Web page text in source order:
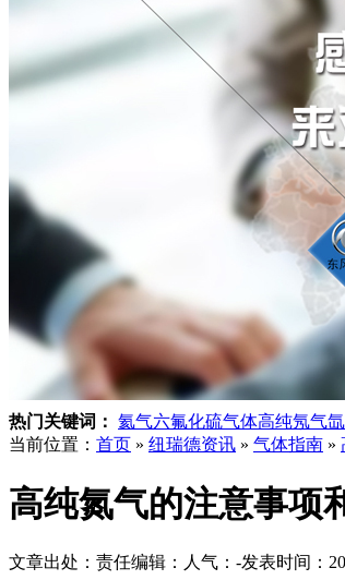
热门关键词： 氦气六氟化硫气体高纯氖气
当前位置： 首页 » 纽瑞德资讯 » 气体指南 »
高纯氮气的注意事项
文章出处： 责任编辑： 人气： -发表时间：